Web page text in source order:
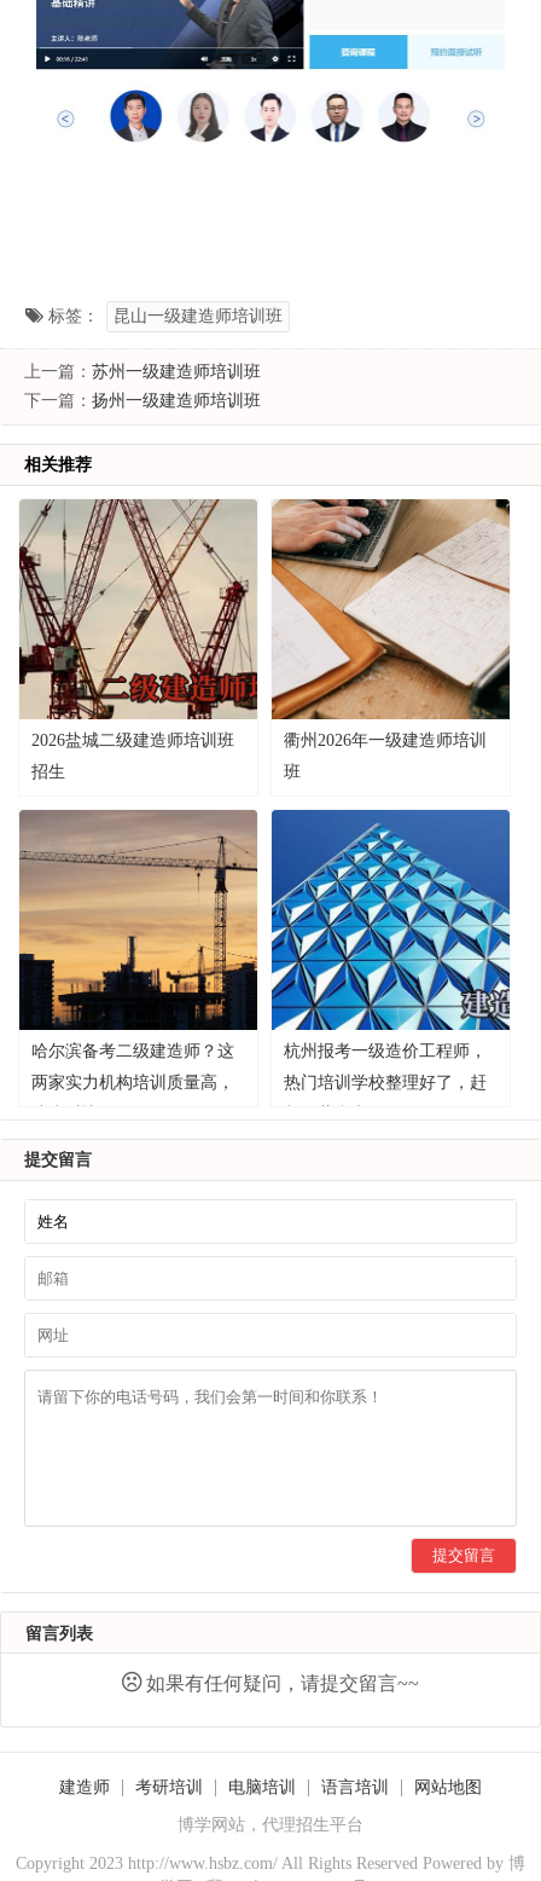
标签： 昆山一级建造师培训班
上一篇： 苏州一级建造师培训班
下一篇： 扬州一级建造师培训班
相关推荐
2026盐城二级建造师培训班
招生
衢州2026年一级建造师培训
班
哈尔滨备考二级建造师？这
两家实力机构培训质量高，
杭州报考一级造价工程师，
热门培训学校整理好了，赶
提交留言
提交留言
留言列表
如果有任何疑问，请提交留言~~
建造师 考研培训 电脑培训 语言培训 网站地图
博学网站，代理招生平台
Copyright 2023 http://www.hsbz.com/ All Rights Reserved Powered by 博